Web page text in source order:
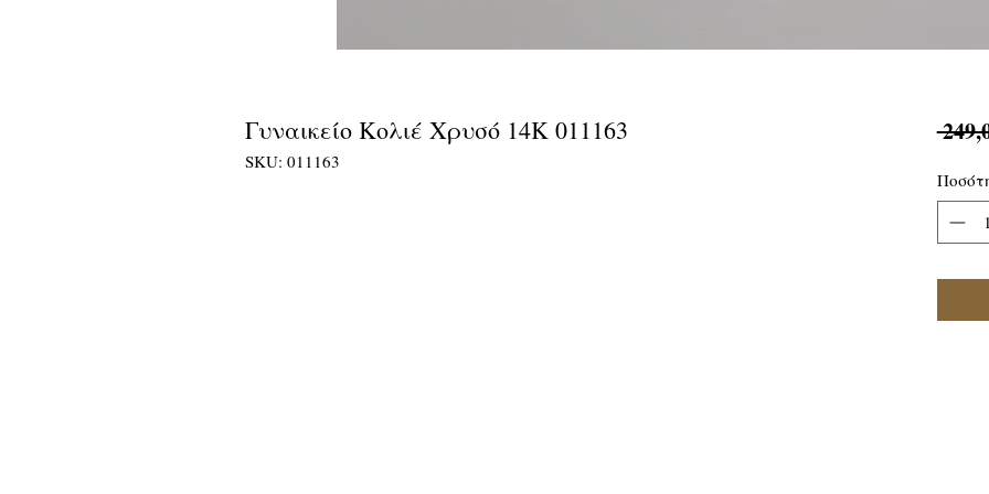
Γυναικείο Κολιέ Χρυσό 14Κ 011163
SKU: 011163